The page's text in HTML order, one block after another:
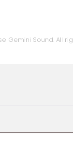
Gemini Sound. All